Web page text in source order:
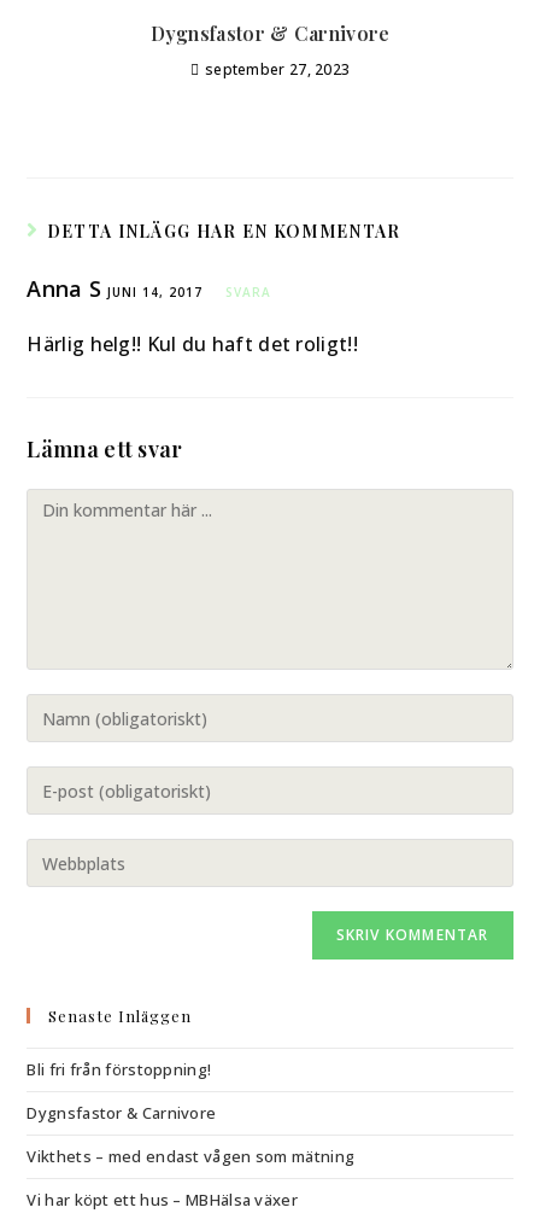
Dygnsfastor & Carnivore
september 27, 2023
DETTA INLÄGG HAR EN KOMMENTAR
Anna S JUNI 14, 2017 SVARA
Härlig helg!! Kul du haft det roligt!!
Lämna ett svar
Senaste Inläggen
Bli fri från förstoppning!
Dygnsfastor & Carnivore
Vikthets – med endast vågen som mätning
Vi har köpt ett hus – MBHälsa växer